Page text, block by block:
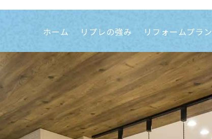
ホーム リプレの強み リフォームプラン